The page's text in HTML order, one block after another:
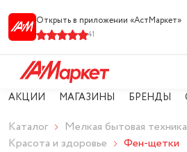
Открыть в приложении «АстМарке‪т‬»
41
АКЦИИ МАГАЗИНЫ БРЕНДЫ
Каталог
Мелкая бытовая техника
Красота и здоровье
Фен-щетки